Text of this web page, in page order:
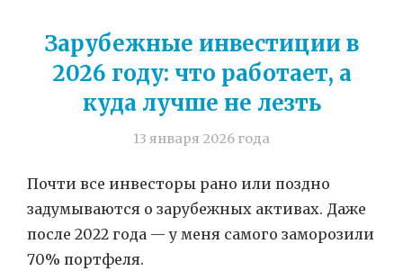
Зарубежные инвестиции в
2026 году: что работает, а
куда лучше не лезть
13 января 2026 года
Почти все инвесторы рано или поздно
задумываются о зарубежных активах. Даже
после 2022 года — у меня самого заморозили
70% портфеля.